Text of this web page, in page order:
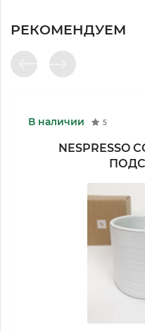
РЕКОМЕНДУЕМ
В наличии 5
NESPRESSO